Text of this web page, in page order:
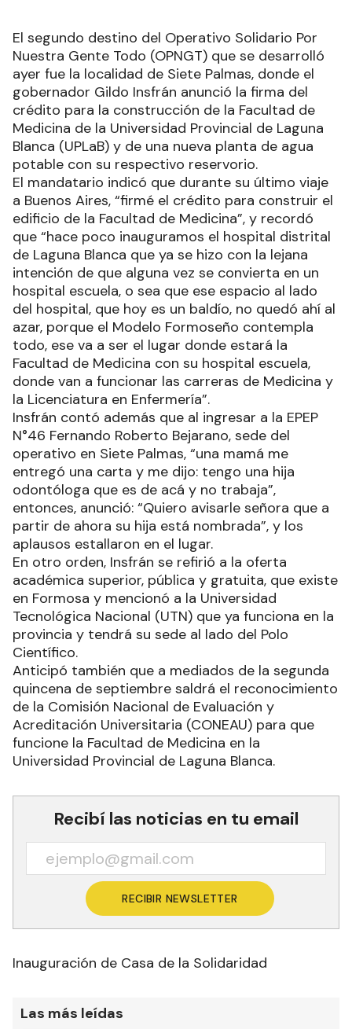
El segundo destino del Operativo Solidario Por
Nuestra Gente Todo (OPNGT) que se desarrolló
ayer fue la localidad de Siete Palmas, donde el
gobernador Gildo Insfrán anunció la firma del
crédito para la construcción de la Facultad de
Medicina de la Universidad Provincial de Laguna
Blanca (UPLaB) y de una nueva planta de agua
potable con su respectivo reservorio.
El mandatario indicó que durante su último viaje
a Buenos Aires, “firmé el crédito para construir el
edificio de la Facultad de Medicina”, y recordó
que “hace poco inauguramos el hospital distrital
de Laguna Blanca que ya se hizo con la lejana
intención de que alguna vez se convierta en un
hospital escuela, o sea que ese espacio al lado
del hospital, que hoy es un baldío, no quedó ahí al
azar, porque el Modelo Formoseño contempla
todo, ese va a ser el lugar donde estará la
Facultad de Medicina con su hospital escuela,
donde van a funcionar las carreras de Medicina y
la Licenciatura en Enfermería”.
Insfrán contó además que al ingresar a la EPEP
N°46 Fernando Roberto Bejarano, sede del
operativo en Siete Palmas, “una mamá me
entregó una carta y me dijo: tengo una hija
odontóloga que es de acá y no trabaja”,
entonces, anunció: “Quiero avisarle señora que a
partir de ahora su hija está nombrada”, y los
aplausos estallaron en el lugar.
En otro orden, Insfrán se refirió a la oferta
académica superior, pública y gratuita, que existe
en Formosa y mencionó a la Universidad
Tecnológica Nacional (UTN) que ya funciona en la
provincia y tendrá su sede al lado del Polo
Científico.
Anticipó también que a mediados de la segunda
quincena de septiembre saldrá el reconocimiento
de la Comisión Nacional de Evaluación y
Acreditación Universitaria (CONEAU) para que
funcione la Facultad de Medicina en la
Universidad Provincial de Laguna Blanca.
Recibí las noticias en tu email
RECIBIR NEWSLETTER
Inauguración de Casa de la Solidaridad
Las más leídas